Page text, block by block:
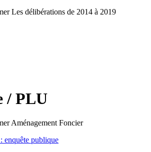
Les délibérations de 2014 à 2019
/ PLU
Aménagement Foncier
enquête publique